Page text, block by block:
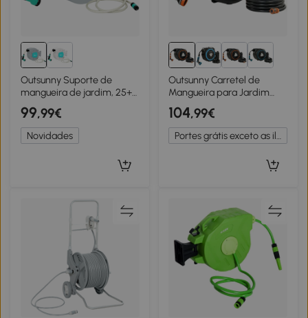
Outsunny Suporte de
mangueira de jardim, 25+2
metros de mangueira no
estojo robusto, fixação de
parede, 7 padrões de
pulverização, giratório a
99,99€
Novidades
Outsunny Carretel de
Mangueira para Jardim
28+2 m com 12 Modos de
Pulverização Bloqueio
Automático e Retracção
Controlada Suporte
104,99€
Portes grátis exceto as ilhas